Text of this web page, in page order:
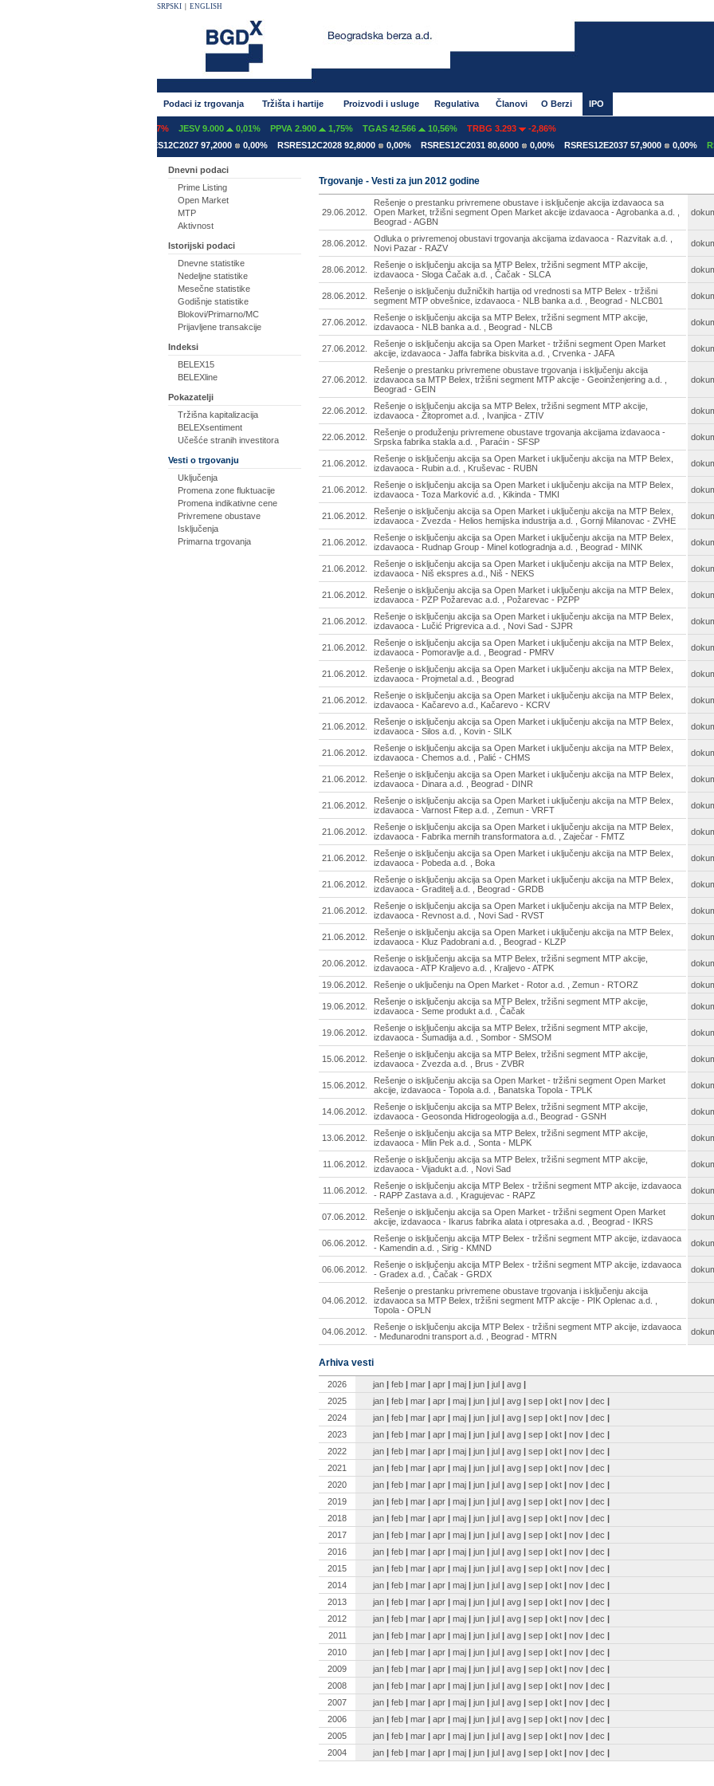
SRPSKI ENGLISH
Podaci iz trgovanja Tržišta i hartije Proizvodi i usluge Regulativa Članovi O Berzi IPO
JESV 9.000 0,01% PPVA 2.900 1,75% TGAS 42.566 10,56% TRBG 3.293
-2,86%
RSRES12C2027 97,2000 0,00% RSRES12C2028 92,8000 0,00% RSRES12C2031 80,6000 0,00% RSRES12E2037 57,9000 0,00%
Dnevni podaci
Prime Listing
Open Market
MTP
Aktivnost
Istorijski podaci
Dnevne statistike
Nedeljne statistike
Mesečne statistike
Godišnje statistike
Blokovi/Primarno/MC
Prijavljene transakcije
Indeksi
BELEX15
BELEXline
Pokazatelji
Tržišna kapitalizacija
BELEXsentiment
Učešće stranih investitora
Vesti o trgovanju
Uključenja
Promena zone fluktuacije
Promena indikativne cene
Privremene obustave
Isključenja
Primarna trgovanja
Trgovanje - Vesti za jun 2012 godine
29.06.2012.
Rešenje o prestanku privremene obustave i isključenje akcija izdavaoca sa
Open Market, tržišni segment Open Market akcije izdavaoca - Agrobanka a.d. ,
Beograd - AGBN
28.06.2012.
Odluka o privremenoj obustavi trgovanja akcijama izdavaoca - Razvitak a.d. ,
Novi Pazar - RAZV
28.06.2012.
Rešenje o isključenju akcija sa MTP Belex, tržišni segment MTP akcije,
izdavaoca - Sloga Čačak a.d. , Čačak - SLCA
28.06.2012.
Rešenje o isključenju dužničkih hartija od vrednosti sa MTP Belex - tržišni
segment MTP obvešnice, izdavaoca - NLB banka a.d. , Beograd - NLCB01
27.06.2012.
Rešenje o isključenju akcija sa MTP Belex, tržišni segment MTP akcije,
izdavaoca - NLB banka a.d. , Beograd - NLCB
27.06.2012.
Rešenje o isključenju akcija sa Open Market - tržišni segment Open Market
akcije, izdavaoca - Jaffa fabrika biskvita a.d. , Crvenka - JAFA
27.06.2012.
Rešenje o prestanku privremene obustave trgovanja i isključenju akcija
izdavaoca sa MTP Belex, tržišni segment MTP akcije - Geoinženjering a.d. ,
Beograd - GEIN
22.06.2012.
Rešenje o isključenju akcija sa MTP Belex, tržišni segment MTP akcije,
izdavaoca - Žitopromet a.d. , Ivanjica - ZTIV
22.06.2012.
Rešenje o produženju privremene obustave trgovanja akcijama izdavaoca -
Srpska fabrika stakla a.d. , Paraćin - SFSP
21.06.2012.
Rešenje o isključenju akcija sa Open Market i uključenju akcija na MTP Belex,
izdavaoca - Rubin a.d. , Kruševac - RUBN
21.06.2012.
Rešenje o isključenju akcija sa Open Market i uključenju akcija na MTP Belex,
izdavaoca - Toza Marković a.d. , Kikinda - TMKI
21.06.2012.
Rešenje o isključenju akcija sa Open Market i uključenju akcija na MTP Belex,
izdavaoca - Zvezda - Helios hemijska industrija a.d. , Gornji Milanovac - ZVHE
21.06.2012.
Rešenje o isključenju akcija sa Open Market i uključenju akcija na MTP Belex,
izdavaoca - Rudnap Group - Minel kotlogradnja a.d. , Beograd - MINK
21.06.2012.
Rešenje o isključenju akcija sa Open Market i uključenju akcija na MTP Belex,
izdavaoca - Niš ekspres a.d., Niš - NEKS
21.06.2012.
Rešenje o isključenju akcija sa Open Market i uključenju akcija na MTP Belex,
izdavaoca - PZP Požarevac a.d. , Požarevac - PZPP
21.06.2012.
Rešenje o isključenju akcija sa Open Market i uključenju akcija na MTP Belex,
izdavaoca - Lučić Prigrevica a.d. , Novi Sad - SJPR
21.06.2012.
Rešenje o isključenju akcija sa Open Market i uključenju akcija na MTP Belex,
izdavaoca - Pomoravlje a.d. , Beograd - PMRV
21.06.2012.
Rešenje o isključenju akcija sa Open Market i uključenju akcija na MTP Belex,
izdavaoca - Projmetal a.d. , Beograd
21.06.2012.
Rešenje o isključenju akcija sa Open Market i uključenju akcija na MTP Belex,
izdavaoca - Kačarevo a.d., Kačarevo - KCRV
21.06.2012.
Rešenje o isključenju akcija sa Open Market i uključenju akcija na MTP Belex,
izdavaoca - Silos a.d. , Kovin - SILK
21.06.2012.
Rešenje o isključenju akcija sa Open Market i uključenju akcija na MTP Belex,
izdavaoca - Chemos a.d. , Palić - CHMS
21.06.2012.
Rešenje o isključenju akcija sa Open Market i uključenju akcija na MTP Belex,
izdavaoca - Dinara a.d. , Beograd - DINR
21.06.2012.
Rešenje o isključenju akcija sa Open Market i uključenju akcija na MTP Belex,
izdavaoca - Varnost Fitep a.d. , Zemun - VRFT
21.06.2012.
Rešenje o isključenju akcija sa Open Market i uključenju akcija na MTP Belex,
izdavaoca - Fabrika mernih transformatora a.d. , Zaječar - FMTZ
21.06.2012.
Rešenje o isključenju akcija sa Open Market i uključenju akcija na MTP Belex,
izdavaoca - Pobeda a.d. , Boka
21.06.2012.
Rešenje o isključenju akcija sa Open Market i uključenju akcija na MTP Belex,
izdavaoca - Graditelj a.d. , Beograd - GRDB
21.06.2012.
Rešenje o isključenju akcija sa Open Market i uključenju akcija na MTP Belex,
izdavaoca - Revnost a.d. , Novi Sad - RVST
21.06.2012.
Rešenje o isključenju akcija sa Open Market i uključenju akcija na MTP Belex,
izdavaoca - Kluz Padobrani a.d. , Beograd - KLZP
20.06.2012.
Rešenje o isključenju akcija sa MTP Belex, tržišni segment MTP akcije,
izdavaoca - ATP Kraljevo a.d. , Kraljevo - ATPK
19.06.2012. Rešenje o uključenju na Open Market - Rotor a.d. , Zemun - RTORZ
19.06.2012.
Rešenje o isključenju akcija sa MTP Belex, tržišni segment MTP akcije,
izdavaoca - Seme produkt a.d. , Čačak
19.06.2012.
Rešenje o isključenju akcija sa MTP Belex, tržišni segment MTP akcije,
izdavaoca - Šumadija a.d. , Sombor - SMSOM
15.06.2012.
Rešenje o isključenju akcija sa MTP Belex, tržišni segment MTP akcije,
izdavaoca - Zvezda a.d. , Brus - ZVBR
15.06.2012.
Rešenje o isključenju akcija sa Open Market - tržišni segment Open Market
akcije, izdavaoca - Topola a.d. , Banatska Topola - TPLK
14.06.2012.
Rešenje o isključenju akcija sa MTP Belex, tržišni segment MTP akcije,
izdavaoca - Geosonda Hidrogeologija a.d., Beograd - GSNH
13.06.2012.
Rešenje o isključenju akcija sa MTP Belex, tržišni segment MTP akcije,
izdavaoca - Mlin Pek a.d. , Sonta - MLPK
11.06.2012.
Rešenje o isključenju akcija sa MTP Belex, tržišni segment MTP akcije,
izdavaoca - Vijadukt a.d. , Novi Sad
11.06.2012.
Rešenje o isključenju akcija MTP Belex - tržišni segment MTP akcije, izdavaoca
- RAPP Zastava a.d. , Kragujevac - RAPZ
07.06.2012.
Rešenje o isključenju akcija sa Open Market - tržišni segment Open Market
akcije, izdavaoca - Ikarus fabrika alata i otpresaka a.d. , Beograd - IKRS
06.06.2012.
Rešenje o isključenju akcija MTP Belex - tržišni segment MTP akcije, izdavaoca
- Kamendin a.d. , Sirig - KMND
06.06.2012.
Rešenje o isključenju akcija MTP Belex - tržišni segment MTP akcije, izdavaoca
- Gradex a.d. , Čačak - GRDX
04.06.2012.
Rešenje o prestanku privremene obustave trgovanja i isključenju akcija
izdavaoca sa MTP Belex, tržišni segment MTP akcije - PIK Oplenac a.d. ,
Topola - OPLN
04.06.2012.
Rešenje o isključenju akcija MTP Belex - tržišni segment MTP akcije, izdavaoca
- Međunarodni transport a.d. , Beograd - MTRN
Arhiva vesti
2026 jan | feb | mar | apr | maj | jun | jul | avg |
2025
jan | feb | mar | apr | maj | jun | jul | avg | sep | okt | nov | dec |
2024
jan | feb | mar | apr | maj | jun | jul | avg | sep | okt | nov | dec |
2023
jan | feb | mar | apr | maj | jun | jul | avg | sep | okt | nov | dec |
2022
jan | feb | mar | apr | maj | jun | jul | avg | sep | okt | nov | dec |
2021
jan | feb | mar | apr | maj | jun | jul | avg | sep | okt | nov | dec |
2020
jan | feb | mar | apr | maj | jun | jul | avg | sep | okt | nov | dec |
2019
jan | feb | mar | apr | maj | jun | jul | avg | sep | okt | nov | dec |
2018
jan | feb | mar | apr | maj | jun | jul | avg | sep | okt | nov | dec |
2017
jan | feb | mar | apr | maj | jun | jul | avg | sep | okt | nov | dec |
2016
jan | feb | mar | apr | maj | jun | jul | avg | sep | okt | nov | dec |
2015
jan | feb | mar | apr | maj | jun | jul | avg | sep | okt | nov | dec |
2014
jan | feb | mar | apr | maj | jun | jul | avg | sep | okt | nov | dec |
2013
jan | feb | mar | apr | maj | jun | jul | avg | sep | okt | nov | dec |
2012
jan | feb | mar | apr | maj | jun | jul | avg | sep | okt | nov | dec |
2011
jan | feb | mar | apr | maj | jun | jul | avg | sep | okt | nov | dec |
2010
jan | feb | mar | apr | maj | jun | jul | avg | sep | okt | nov | dec |
2009
jan | feb | mar | apr | maj | jun | jul | avg | sep | okt | nov | dec |
2008
jan | feb | mar | apr | maj | jun | jul | avg | sep | okt | nov | dec |
2007
jan | feb | mar | apr | maj | jun | jul | avg | sep | okt | nov | dec |
2006
jan | feb | mar | apr | maj | jun | jul | avg | sep | okt | nov | dec |
2005
jan | feb | mar | apr | maj | jun | jul | avg | sep | okt | nov | dec |
2004
jan | feb | mar | apr | maj | jun | jul | avg | sep | okt | nov | dec |